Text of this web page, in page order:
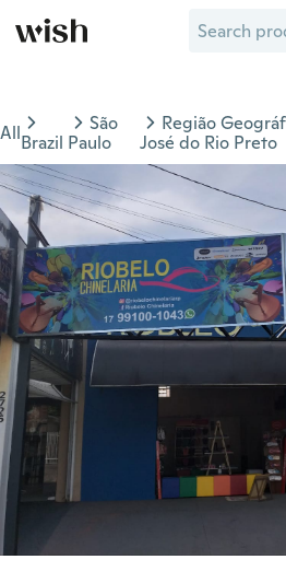
AllBrazil
São
Paulo
Região
José do Rio Preto